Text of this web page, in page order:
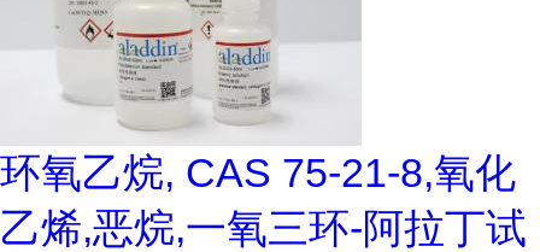
环氧乙烷, CAS 75-21-8,氧化
乙烯,恶烷,一氧三环-阿拉丁试